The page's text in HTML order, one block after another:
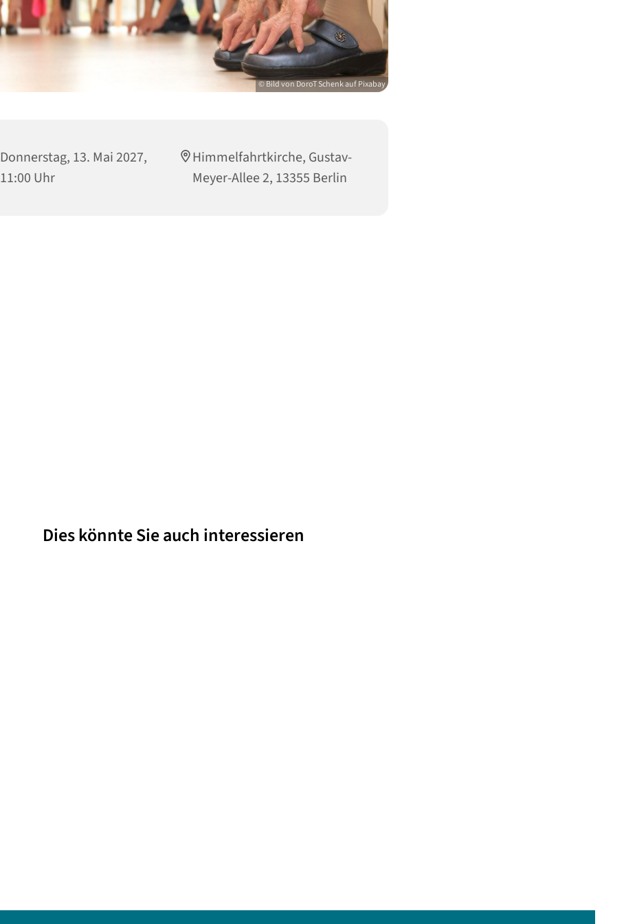
© Bild von DoroT Schenk auf Pixabay
Donnerstag, 13. Mai 2027,
11:00 Uhr
Himmelfahrtkirche, Gustav-
Meyer-Allee 2, 13355 Berlin
Dies könnte Sie auch interessieren